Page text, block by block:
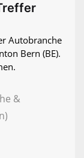
Autobranche
Bern (BE).
&